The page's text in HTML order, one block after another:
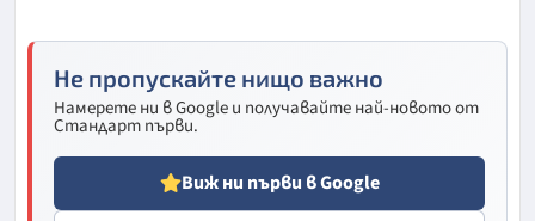
Не пропускайте нищо важно
Намерете ни в Google и получавайте най-новото от
Стандарт първи.
Виж ни първи в Google